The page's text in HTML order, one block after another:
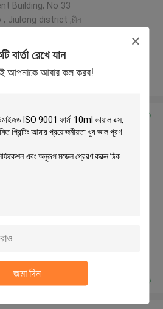
বার্তা রেখে যান
আপনাকে আবার কল করব!
জমা দিন
Building, No 33
, Jiulong district ,চীন
আরো দেখুন
সেরা মূল্য পান
জন্য কাস্টমাইজড ISO 9001
10ml ভায়াল বক্স, পেপটাইড ভায়ালের